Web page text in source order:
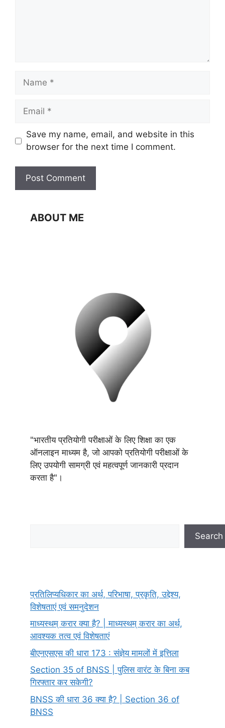
Name
Email
Website
Save my name, email, and website in this
browser for the next time I comment.
ABOUT ME
"भारतीय प्रतियोगी परीक्षाओं के लिए शिक्षा का एक
ऑनलाइन माध्यम है, जो आपको प्रतियोगी परीक्षाओं के
लिए उपयोगी सामग्री एवं महत्वपूर्ण जानकारी प्रदान
करता है"।
Search
प्रतिलिप्यधिकार का अर्थ, परिभाषा, प्रकृति, उद्देश्य,
विशेषताएं एवं समनुदेशन
माध्यस्थम् करार क्या है? | माध्यस्थम् करार का अर्थ,
आवश्यक तत्व एवं विशेषताएं
बीएनएसएस की धारा 173 : संज्ञेय मामलों में इत्तिला
Section 35 of BNSS | पुलिस वारंट के बिना कब
गिरफ्तार कर सकेगी?
BNSS की धारा 36 क्या है? | Section 36 of
BNSS